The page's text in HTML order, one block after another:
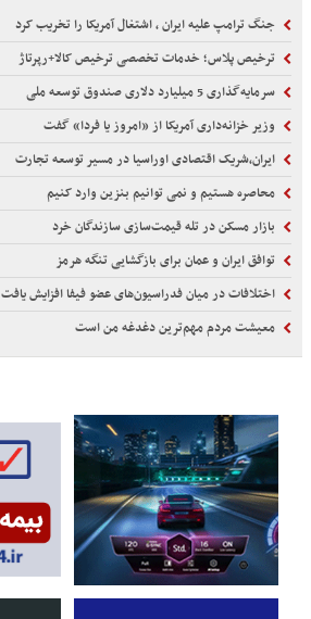
جنگ ترامپ علیه ایران ، اشتغال آمریکا را تخریب کرد
ترخیص پلاس؛ خدمات تخصصی ترخیص کالا+رپرتاژ
سرمایه‌گذاری 5 میلیارد دلاری صندوق توسعه ملی
وزیر خزانه‌داری آمریکا از «امروز یا فردا» گفت
ایران،شریک اقتصادی اوراسیا در مسیر توسعه تجارت
محاصره هستیم و نمی توانیم بنزین وارد کنیم
بازار مسکن در تله قیمت‌سازی سازندگان خرد
توافق ایران و عمان برای بازگشایی تنگه هرمز
اختلافات در میان فدراسیون‌های عضو فیفا افزایش یافت
معیشت مردم مهم‌ترین دغدغه من است